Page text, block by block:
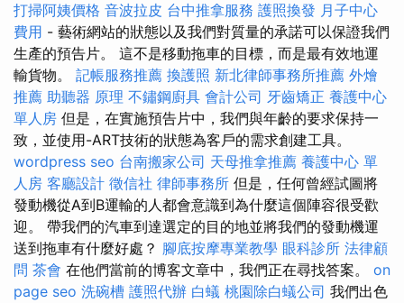
打掃阿姨價格 音波拉皮 台中推拿服務 護照換發 月子中心
費用 - 藝術網站的狀態以及我們對質量的承諾可以保證我們
生產的預告片。 這不是移動拖車的目標，而是最有效地運
輸貨物。 記帳服務推薦 換護照 新北律師事務所推薦 外燴
推薦 助聽器 原理 不鏽鋼廚具 會計公司 牙齒矯正 養護中心
單人房 但是，在實施預告片中，我們與年齡的要求保持一
致，並使用-ART技術的狀態為客戶的需求創建工具。
wordpress seo 台南搬家公司 天母推拿推薦 養護中心 單
人房 客廳設計 徵信社 律師事務所 但是，任何曾經試圖將
發動機從A到B運輸的人都會意識到為什麼這個陣容很受歡
迎。 帶我們的汽車到達選定的目的地並將我們的發動機運
送到拖車有什麼好處？ 腳底按摩專業教學 眼科診所 法律顧
問 茶會 在他們當前的博客文章中，我們正在尋找答案。 on
page seo 洗碗槽 護照代辦 白蟻 桃園除白蟻公司 我們出色